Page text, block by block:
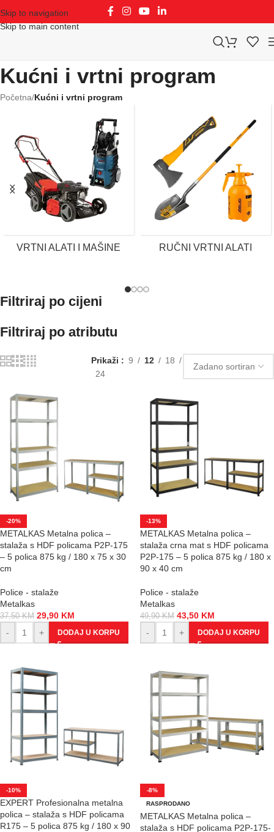
Skip to navigation
Skip to main content
Kućni i vrtni program
Početna/Kućni i vrtni program
VRTNI ALATI I MAŠINE RUČNI VRTNI ALATI
Filtriraj po cijeni
Filtriraj po atributu
Prikaži 9 12
18
24
-20%
METALKAS Metalna polica –
stalaža s HDF policama P2P-175
– 5 polica 875 kg / 180 x 75 x 30
cm
Police - stalaže
Metalkas
37,50KM 29,90 KM
-
+ DODAJ U KORPU
-13%
METALKAS Metalna polica –
stalaža crna mat s HDF policama
P2P-175 – 5 polica 875 kg / 180 x
90 x 40 cm
Police - stalaže
Metalkas
49,90KM 43,50 KM
-
+ DODAJ U KORPU
-10%
EXPERT Profesionalna metalna
polica – stalaža s HDF policama
R175 – 5 polica 875 kg / 180 x 90
-8%
RASPRODANO
METALKAS Metalna polica –
stalaža s HDF policama P2P-175-